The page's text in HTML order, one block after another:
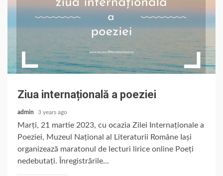
Ziua internațională a poeziei
admin 3 years ago
Marți, 21 martie 2023, cu ocazia Zilei Internaționale a
Poeziei, Muzeul Național al Literaturii Române Iași
organizează maratonul de lecturi lirice online Poeți
nedebutați. Înregistrările...